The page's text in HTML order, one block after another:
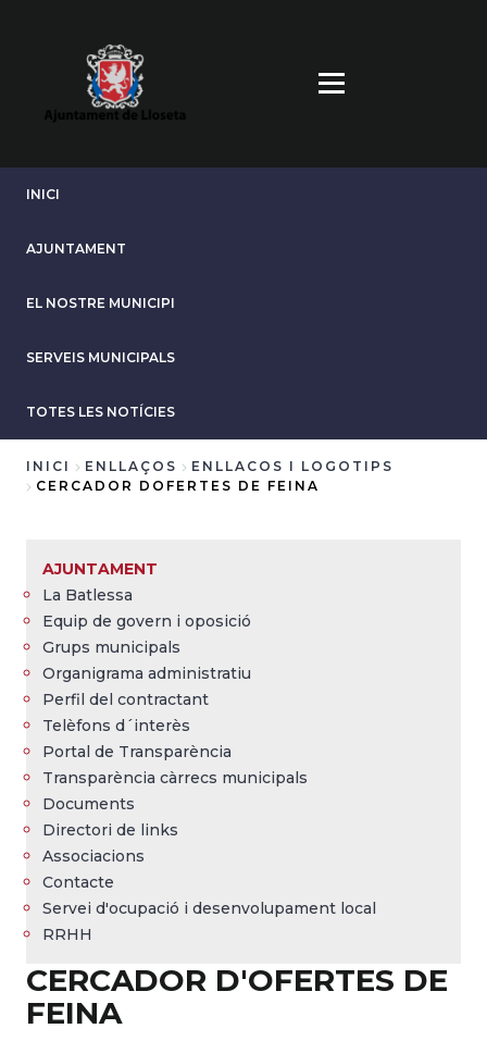
INICI
AJUNTAMENT
EL NOSTRE MUNICIPI
SERVEIS MUNICIPALS
TOTES LES NOTÍCIES
INICI ENLLAÇOS
ENLLACOS I LOGOTIPS
CERCADOR DOFERTES DE FEINA
AJUNTAMENT
La Batlessa
Equip de govern i oposició
Grups municipals
Organigrama administratiu
Perfil del contractant
Telèfons d´interès
Portal de Transparència
Transparència càrrecs municipals
Documents
Directori de links
Associacions
Contacte
Servei d'ocupació i desenvolupament local
RRHH
CERCADOR D'OFERTES DE
FEINA